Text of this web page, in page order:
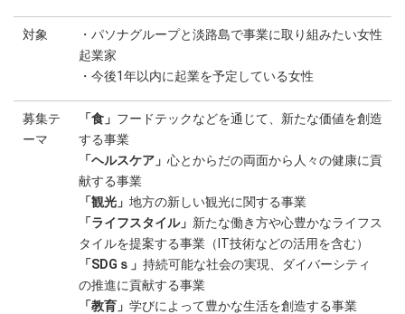
対象
・パソナグループと淡路島で事業に取り組みたい女性
起業家
・今後1年以内に起業を予定している女性
募集テ
ーマ
「食」 フードテックなどを通じて、新たな価値を創造
する事業
「ヘルスケア」 心とからだの両面から人々の健康に貢
献する事業
「観光」 地方の新しい観光に関する事業
「ライフスタイル」 新たな働き方や心豊かなライフス
タイルを提案する事業（IT技術などの活用を含む）
「SDGｓ」 持続可能な社会の実現、ダイバーシティ
の推進に貢献する事業
「教育」 学びによって豊かな生活を創造する事業